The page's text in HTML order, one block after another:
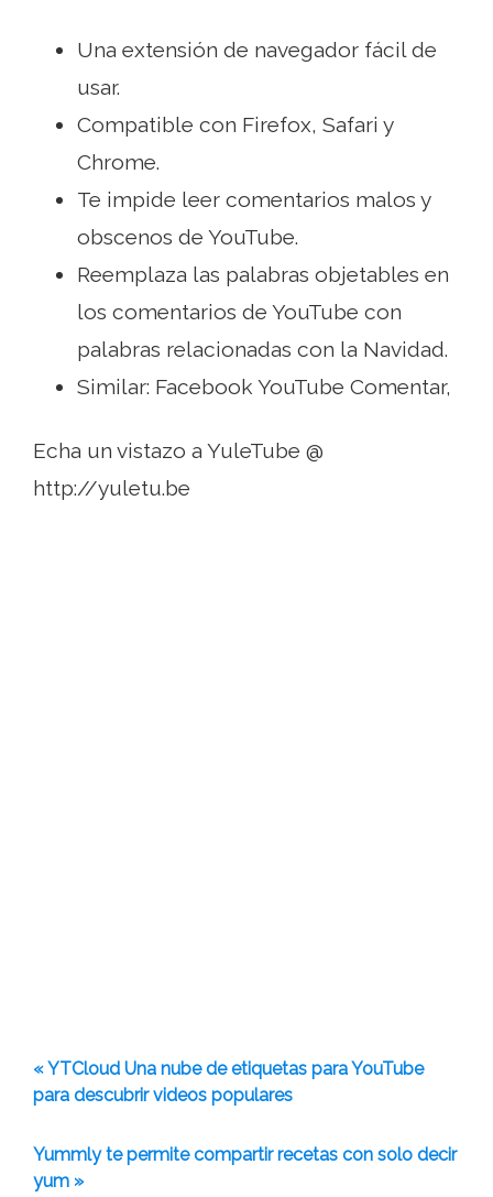
Una extensión de navegador fácil de
usar.
Compatible con Firefox, Safari y
Chrome.
Te impide leer comentarios malos y
obscenos de YouTube.
Reemplaza las palabras objetables en
los comentarios de YouTube con
palabras relacionadas con la Navidad.
Similar: Facebook YouTube Comentar,
Echa un vistazo a YuleTube @
http://yuletu.be
« YTCloud Una nube de etiquetas para YouTube
para descubrir videos populares
Yummly te permite compartir recetas con solo decir
yum »